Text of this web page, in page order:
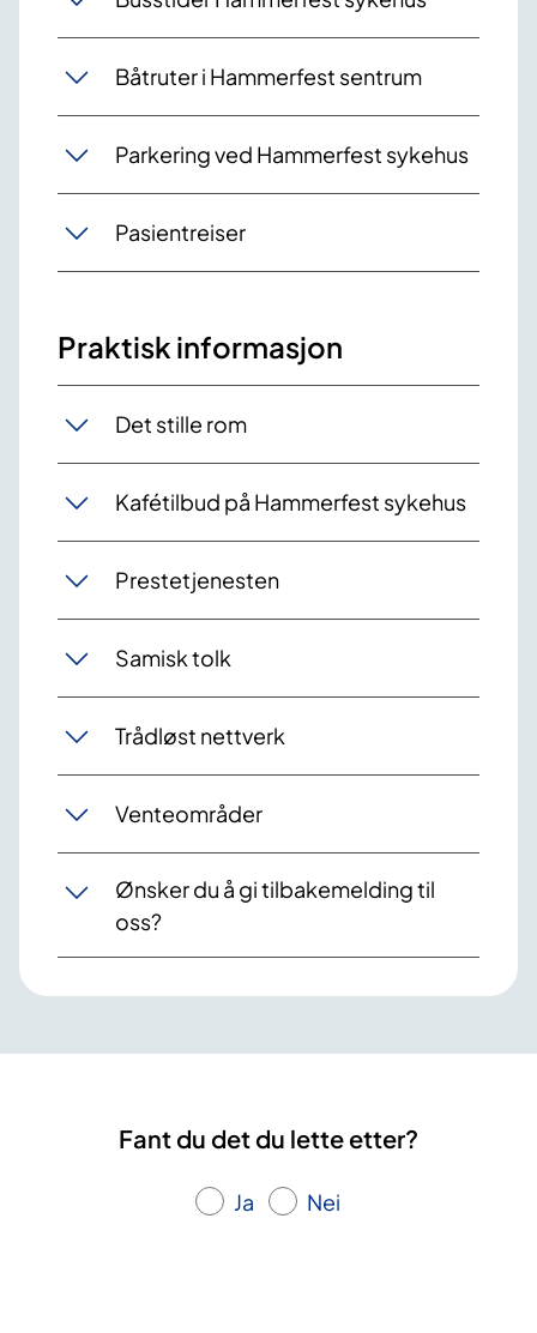
Båtruter i Hammerfest sentrum
Parkering ved Hammerfest sykehus
Pasientreiser
Praktisk informasjon
Det stille rom
Kafétilbud på Hammerfest sykehus
Prestetjenesten
Samisk tolk
Trådløst nettverk
Venteområder
Ønsker du å gi tilbakemelding til
oss?
Fant du det du lette etter?
Ja Nei